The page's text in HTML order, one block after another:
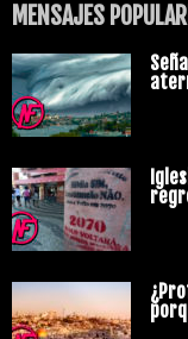
MENSAJES